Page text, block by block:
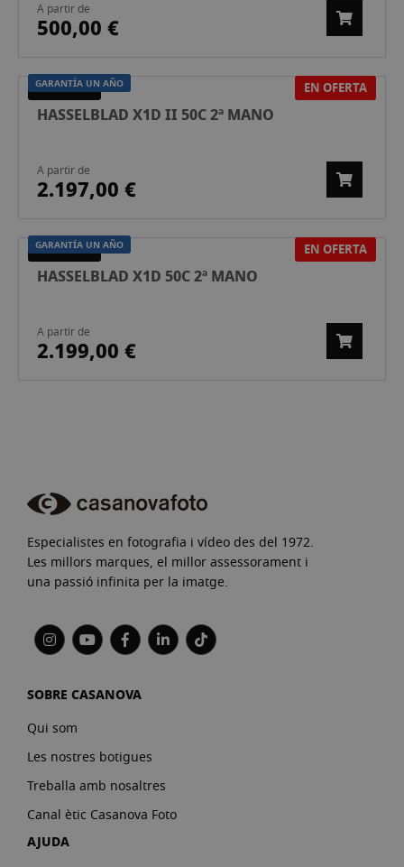
A partir de
500,00 €
GARANTÍA UN AÑO
SEGONA MÀ EN OFERTA
HASSELBLAD X1D II 50C 2ª MANO
A partir de
2.197,00 €
GARANTÍA UN AÑO
SEGONA MÀ EN OFERTA
HASSELBLAD X1D 50C 2ª MANO
A partir de
2.199,00 €
Especialistes en fotografia i vídeo des del 1972.
Les millors marques, el millor assessorament i
una passió infinita per la imatge.
SOBRE CASANOVA
Qui som
Les nostres botigues
Treballa amb nosaltres
Canal ètic Casanova Foto
AJUDA